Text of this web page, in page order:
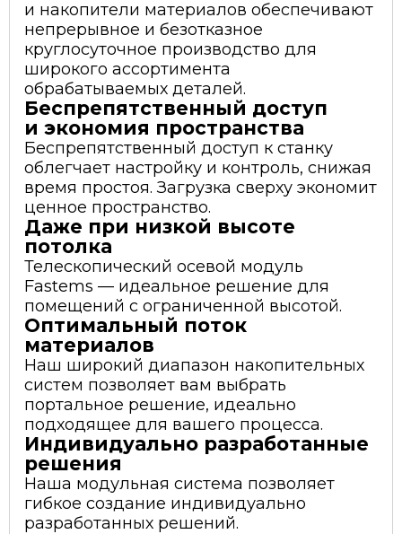
и накопители материалов обеспечивают
непрерывное и безотказное
круглосуточное производство для
широкого ассортимента
обрабатываемых деталей.
Беспрепятственный доступ
и экономия пространства
Беспрепятственный доступ к станку
облегчает настройку и контроль, снижая
время простоя. Загрузка сверху экономит
ценное пространство.
Даже при низкой высоте
потолка
Телескопический осевой модуль
Fastems — идеальное решение для
помещений с ограниченной высотой.
Оптимальный поток
материалов
Наш широкий диапазон накопительных
систем позволяет вам выбрать
портальное решение, идеально
подходящее для вашего процесса.
Индивидуально разработанные
решения
Наша модульная система позволяет
гибкое создание индивидуально
разработанных решений.